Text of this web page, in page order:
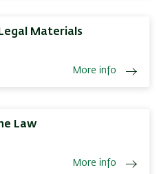
Materials
More info
Law
More info